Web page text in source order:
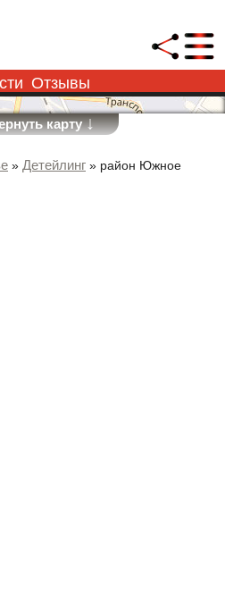
Отзывы
карту↓
» Детейлинг » район Южное